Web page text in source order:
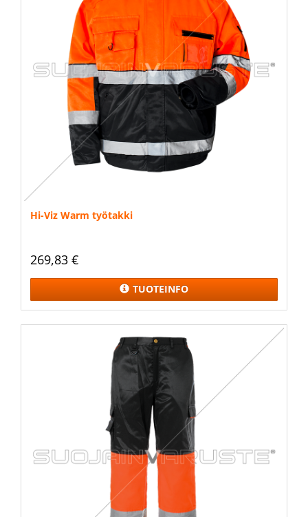
Hi-Viz Warm työtakki
269,83 €
TUOTEINFO